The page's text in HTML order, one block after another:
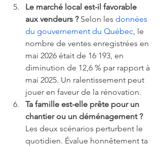
Le marché local est-il favorable
aux vendeurs ? Selon les données
du gouvernement du Québec, le
nombre de ventes enregistrées en
mai 2026 était de 16 193, en
diminution de 12,6 % par rapport à
mai 2025. Un ralentissement peut
jouer en faveur de la rénovation.
Ta famille est-elle prête pour un
chantier ou un déménagement ?
Les deux scénarios perturbent le
quotidien. Évalue honnêtement ta